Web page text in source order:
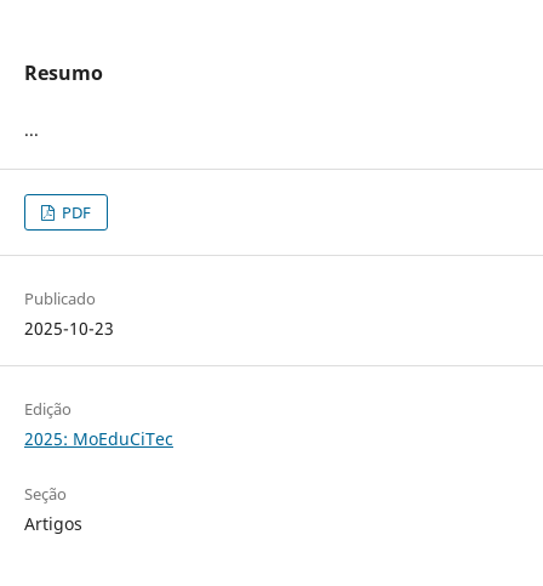
Resumo
...
PDF
Publicado
2025-10-23
Edição
2025: MoEduCiTec
Seção
Artigos